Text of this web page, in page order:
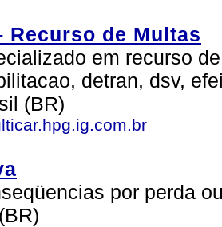
Recurso de Multas
em recurso
detran, dsv,
(BR)
por perda